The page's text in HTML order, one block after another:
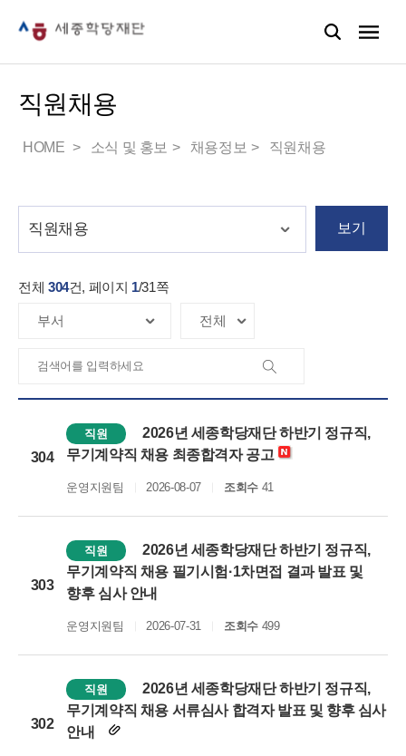
직원채용
HOME 소식 및 홍보 채용정보 직원채용
보기
전체 304건, 페이지 1/31쪽
304
직원
2026년 세종학당재단 하반기 정규직,
무기계약직 채용 최종합격자 공고
운영지원팀 2026-08-07 조회수41
303
직원
2026년 세종학당재단 하반기 정규직,
무기계약직 채용 필기시험·1차면접 결과 발표 및
향후 심사 안내
운영지원팀 2026-07-31 조회수499
302
직원
2026년 세종학당재단 하반기 정규직,
무기계약직 채용 서류심사 합격자 발표 및 향후 심사
안내